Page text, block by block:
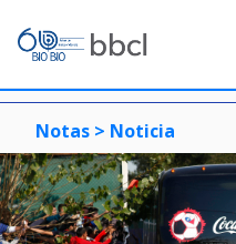
Notas > Noticia